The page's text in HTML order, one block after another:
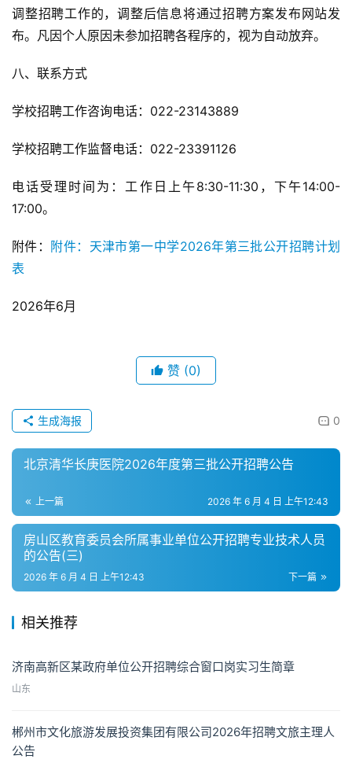
调整招聘工作的，调整后信息将通过招聘方案发布网站发
布。凡因个人原因未参加招聘各程序的，视为自动放弃。
八、联系方式
学校招聘工作咨询电话：022-23143889
学校招聘工作监督电话：022-23391126
电话受理时间为：工作日上午8:30-11:30，下午14:00-
17:00。
附件： 附件：天津市第一中学2026年第三批公开招聘计划
表
2026年6月
赞 (0)
0
生成海报
北京清华长庚医院2026年度第三批公开招聘公告
上一篇 2026 年 6 月 4 日 上午12:43
房山区教育委员会所属事业单位公开招聘专业技术人员
的公告(三)
下一篇
2026 年 6 月 4 日 上午12:43
相关推荐
济南高新区某政府单位公开招聘综合窗口岗实习生简章
山东
郴州市文化旅游发展投资集团有限公司2026年招聘文旅主理人
公告